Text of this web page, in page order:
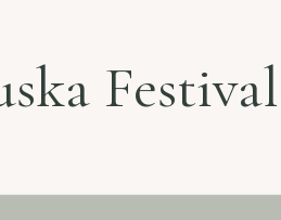
Festival